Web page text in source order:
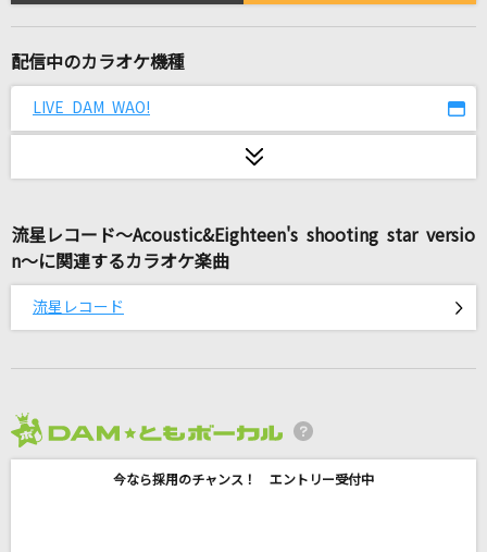
[生音]ALONES
Aqua Timez
[生音]雨
404. NOT FOR ME
どこまでも ～How Far I'll Go～
屋比久知奈
配信中のカラオケ機種
LIVE DAM WAO!
流星レコード～Acoustic&Eighteen's shooting star versio
n～に関連するカラオケ楽曲
流星レコード
今なら採用のチャンス！ エントリー受付中